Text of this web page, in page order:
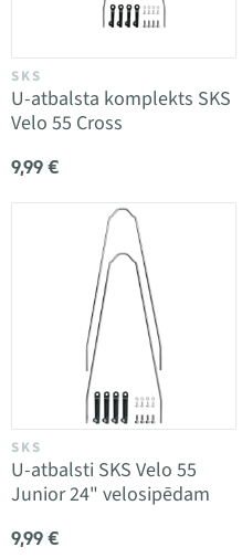
SKS
U-atbalsta komplekts SKS
Velo 55 Cross
9,99 €
SKS
U-atbalsti SKS Velo 55
Junior 24" velosipēdam
9,99 €